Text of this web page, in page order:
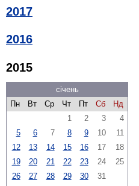
2017
2016
2015
січень
Пн
Вт Ср Чт Пт Сб
Нд
1
2 3
4
5
6 7 8 9 10
11
12
13 14 15 16 17
18
19
20 21 22 23 24
25
26
27 28 29 30 31